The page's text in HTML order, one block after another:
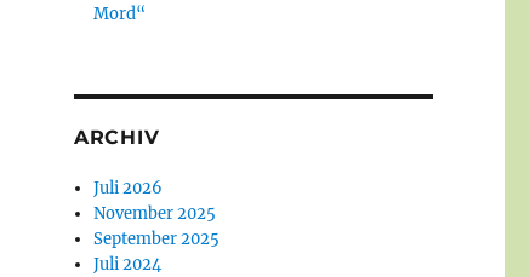
Mord“
ARCHIV
Juli 2026
November 2025
September 2025
Juli 2024